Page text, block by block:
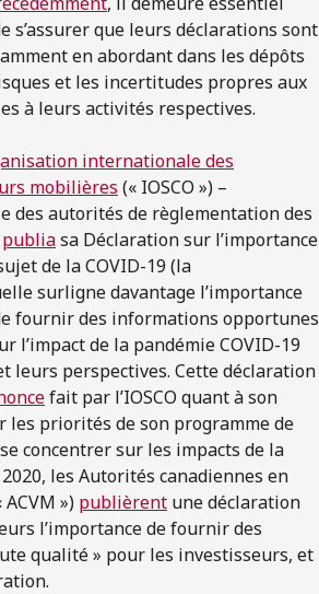
s’assurer que leurs déclarations sont
en abordant dans les dépôts
et les incertitudes propres aux
à leurs activités respectives.
internationale des
mobilières (« IOSCO ») –
des autorités de règlementation des
publiasa Déclaration sur l’importance
de la COVID-19 (la
surligne davantage l’importance
fournir des informations opportunes
l’impact de la pandémie COVID-19
leurs perspectives. Cette déclaration
fait par l’IOSCO quant à son
priorités de son programme de
concentrer sur les impacts de la
les Autorités canadiennes en
») publièrent une déclaration
l’importance de fournir des
qualité » pour les investisseurs, et